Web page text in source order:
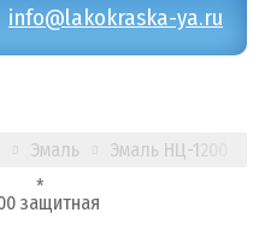
info@lakokraska-ya.ru
Эмаль Эмаль НЦ-1200